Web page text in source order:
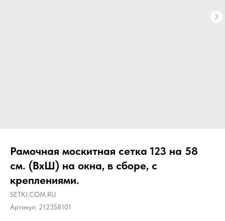
Рамочная москитная сетка 123 на 58
см. (ВхШ) на окна, в сборе, с
креплениями.
SETKI.COM.RU
Артикул: 212358101